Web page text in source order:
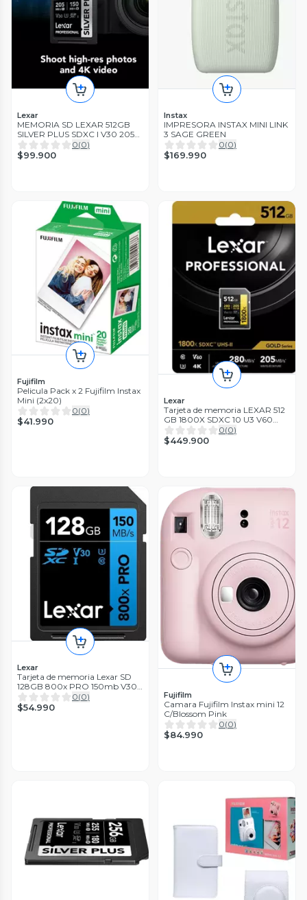
Lexar
MEMORIA SD LEXAR 512GB
SILVER PLUS SDXC I V30 205
105MB
0(0)
$99.900
Instax
IMPRESORA INSTAX MINI LINK
3 SAGE GREEN
0(0)
$169.990
Fujifilm
Pelicula Pack x 2 Fujifilm Instax
Mini (2x20)
0(0)
$41.990
Lexar
Tarjeta de memoria LEXAR 512
GB 1800X SDXC 10 U3 V60
280 205MB S 0(0)
$449.900
Lexar
Tarjeta de memoria Lexar SD
128GB 800x PRO 150mb V30
HP SDXC UHSI0(0)
$54.990
Fujifilm
Camara Fujifilm Instax mini 12
C/Blossom Pink
0(0)
$84.990